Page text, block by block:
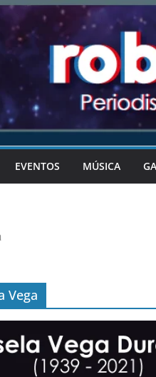
EVENTOS MÚSICA
Vega